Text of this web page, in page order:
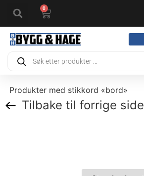
0
Produkter med stikkord «bord»
Tilbake til forrige side